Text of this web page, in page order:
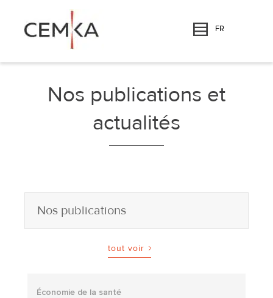
FR
Nos publications et
actualités
tout voir
Économie de la santé